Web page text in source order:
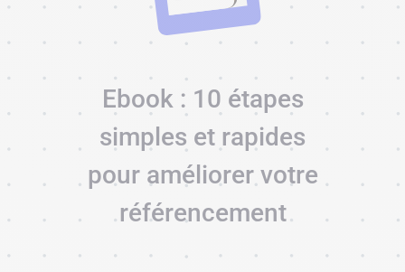
Ebook : 10 étapes
simples et rapides
pour améliorer votre
référencement